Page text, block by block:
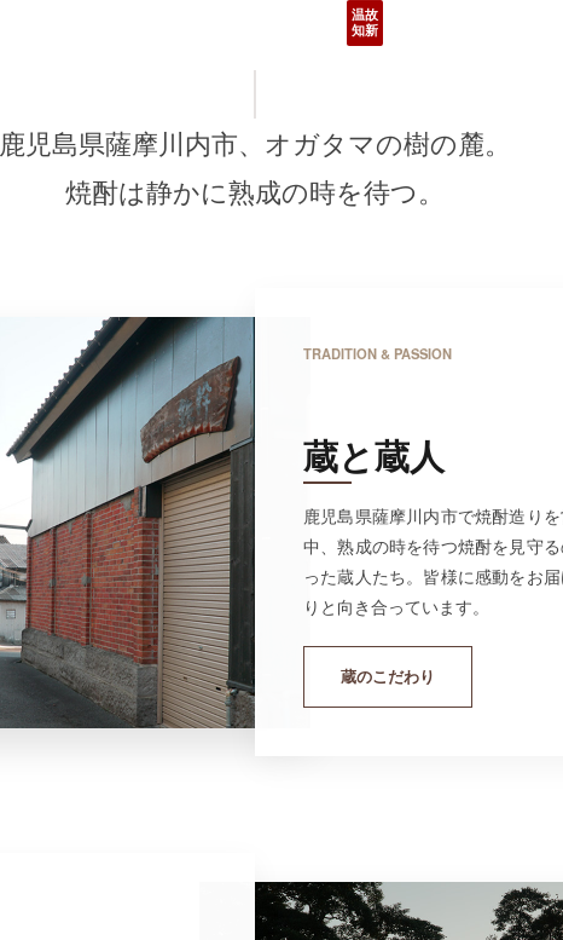
鹿児島県薩摩川内市、オガタマの樹の麓。
焼酎は静かに熟成の時を待つ。
TRADITION & PASSION
蔵と蔵人
鹿児島県薩摩川内市で焼酎造り
中、熟成の時を待つ焼酎を見守
った蔵人たち。皆様に感動をお
りと向き合っています。
蔵のこだわり